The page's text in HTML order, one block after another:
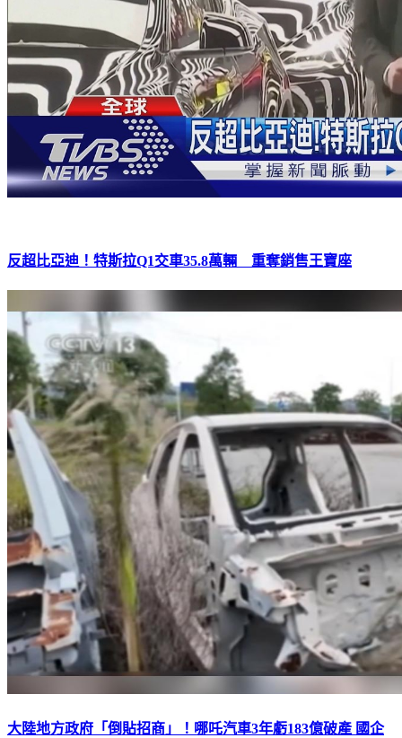
反超比亞迪！特斯拉Q1交車35.8萬輛 重奪銷售王寶座
大陸地方政府「倒貼招商」！哪吒汽車3年虧183億破產 國企